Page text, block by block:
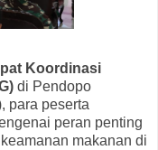
Koordinasi
di Pendopo
para peserta
peran penting
makanan di